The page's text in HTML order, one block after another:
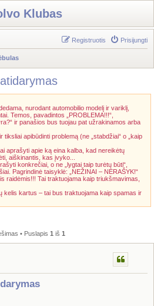
Klubas
Prisijungti
Registruotis
nurodant automobilio modelį ir variklį,
Temos, pavadintos „PROBLEMA!!!“,
ir panašios bus tuojau pat užrakinamos arba
apibūdinti problemą (ne „stabdžiai“ o „kaip
aprašyti apie ką eina kalba, kad nereikėtų
aiškinantis, kas įvyko...
konkrečiai, o ne „lygtai taip turėtų būti“,
Pagrindinė taisyklė: „NEŽINAI – NERAŠYK!“
raidėmis!!! Tai traktuojama kaip triukšmavimas,
kelis kartus – tai bus traktuojama kaip spamas ir
• Puslapis 1 iš 1